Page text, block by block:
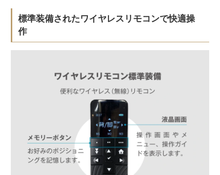
標準装備されたワイヤレスリモコンで快適操
作